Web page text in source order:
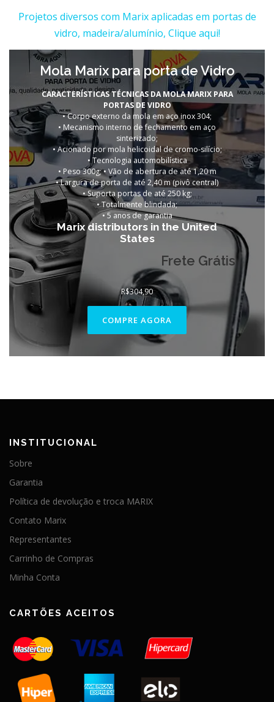
Projetos diversos com Marix aplicadas em portas de
vidro, madeira/alumínio, Clique aqui!
Mola Marix para porta de Vidro
CARACTERÍSTICAS TÉCNICAS DA MOLA MARIX PARA
PORTAS DE VIDRO
• Corpo externo da mola em aço inox 304;
• Mecanismo interno de fechamento em aço
sinterizado;
• Acionado por mola helicoidal de cromo-silício;
• Tecnologia automobilística
• Peso 300g; • Vão de abertura de até 1,20 m
• Largura de porta de até 2,40 m (pivô central)
• Suporta portas de até 250 kg;
• Totalmente blindada;
• 5 anos de garantia
Marix distributors in the United
States
Frete Grátis
R$304,90
COMPRE AGORA
INSTITUCIONAL
Sobre
Garantia
Política de devolução e troca MARIX
Contato Marix
Representantes
Carrinho de Compras
Minha Conta
CARTÕES ACEITOS